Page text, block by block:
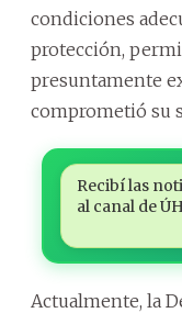
condiciones
protección,
presuntamente
comprometió su
Recibí las
al canal de
Actualmente, la